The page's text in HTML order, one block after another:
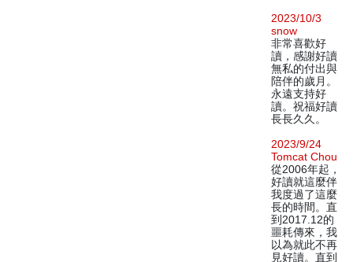
2023/10/3
snow
非常喜歡好
讀，感謝好讀
無私的付出與
陪伴的歲月。
永遠支持好
讀。祝福好讀
長長久久。
2023/9/24
Tomcat Chou
從2006年起，
好讀就這麼伴
我度過了這麼
長的時間。直
到2017.12的
噩耗傳來，我
以為就此不再
見好讀。直到